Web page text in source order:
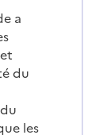
a
du
les